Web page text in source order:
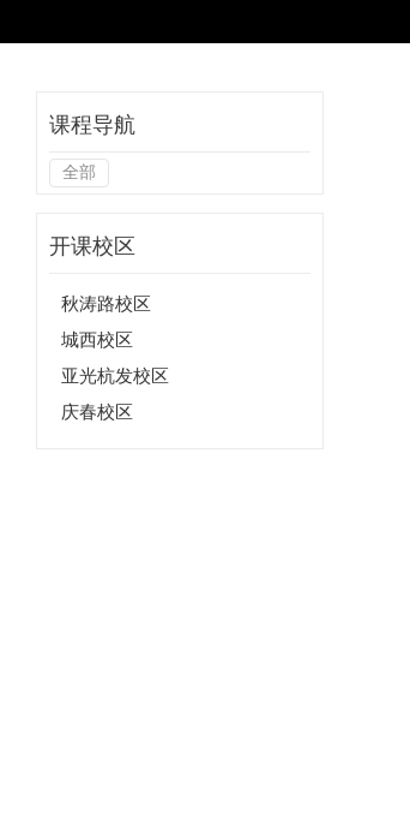
课程导航
全部
开课校区
秋涛路校区
城西校区
亚光杭发校区
庆春校区